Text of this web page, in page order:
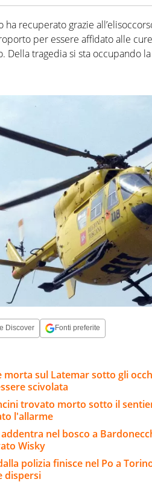
ha recuperato grazie
per essere affidato alle
Della tragedia si sta occupando
Discover Fonti preferite
morta sul Latemar sotto gli
scivolata
trovato morto sotto il
l'allarme
addentra nel bosco a
Wisky
polizia finisce nel Po a
dispersi